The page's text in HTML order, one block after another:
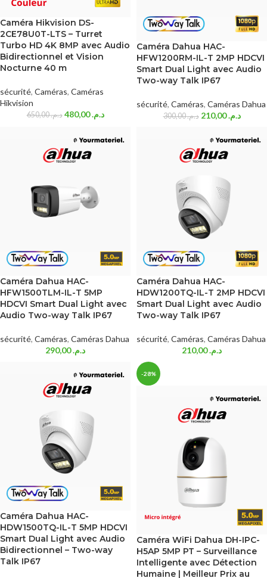
Caméra Hikvision DS-
2CE78U0T-LTS – Turret
Turbo HD 4K 8MP avec Audio
Bidirectionnel et Vision
Nocturne 40 m
sécurité, Caméras, Caméras
Hikvision
د.م.650,00 د.م.480,00
Caméra Dahua HAC-
HFW1200RM-IL-T 2MP HDCVI
Smart Dual Light avec Audio
Two-way Talk IP67
sécurité, Caméras, Caméras Dahua
د.م.300,00 د.م.210,00
Caméra Dahua HAC-
HFW1500TLM-IL-T 5MP
HDCVI Smart Dual Light avec
Audio Two-way Talk IP67
sécurité, Caméras, Caméras Dahua
د.م.290,00
Caméra Dahua HAC-
HDW1200TQ-IL-T 2MP HDCVI
Smart Dual Light avec Audio
Two-way Talk IP67
sécurité, Caméras, Caméras Dahua
د.م.210,00
Caméra Dahua HAC-
HDW1500TQ-IL-T 5MP HDCVI
Smart Dual Light avec Audio
Bidirectionnel – Two-way
Talk IP67
-28%
Caméra WiFi Dahua DH-IPC-
H5AP 5MP PT – Surveillance
Intelligente avec Détection
Humaine | Meilleur Prix au